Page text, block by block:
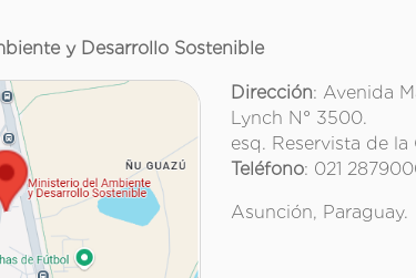
y Desarrollo Sostenible
Dirección: Avenida
Lynch N° 3500.
esq. Reservista de
Teléfono: 021
Asunción, Paraguay.